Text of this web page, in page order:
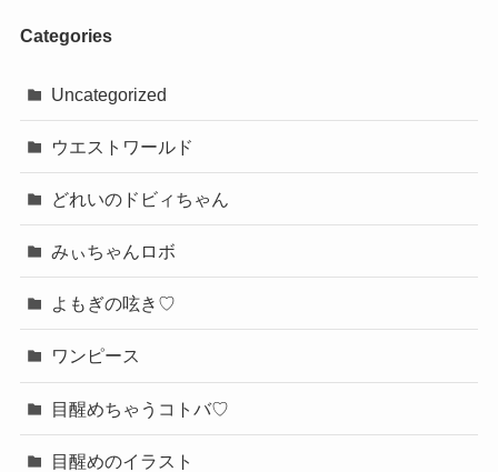
Categories
Uncategorized
ウエストワールド
どれいのドビィちゃん
みぃちゃんロボ
よもぎの呟き♡
ワンピース
目醒めちゃうコトバ♡
目醒めのイラスト